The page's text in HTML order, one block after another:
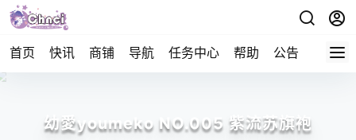
首页 快讯 商铺 导航 任务中心 帮助 公告 APP下
幼愛youmeko NO.005 紫流苏旗袍